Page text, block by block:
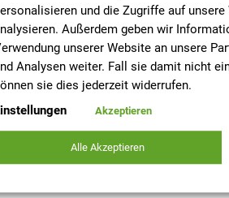
und verbreiteten Möglichkeiten über
Kreditkarte, PayPal und für
auch den Rechnungskauf.
und die Zugriffe auf unsere
Außerdem geben wir
unserer Website an unsere
Analysen weiter. Fall sie damit nicht
sie dies jederzeit widerrufen.
Akzeptieren
Alle Akzeptieren